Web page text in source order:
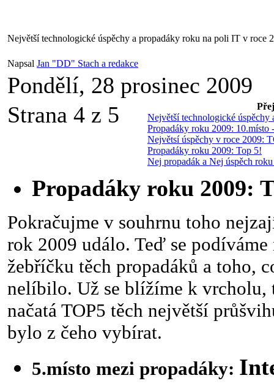
Největší technologické úspěchy a propadáky roku na poli IT v roce
Napsal Jan "DD" Stach a redakce
Pondělí, 28 prosinec 2009
Největší technologické
Propadáky roku 2009: 10.místo
Největsí úspěchy v roce 2009:
Propadáky roku 2009: Top 5!
Nej propadák a Nej úspěch
Strana 4 z 5
Propadáky roku 2009:
Pokračujme v souhrnu toho
rok 2009 událo. Teď se
žebříčku těch propadáků a toho,
nelíbilo. Už se blížíme k vrcholu,
načatá TOP5 těch největší
bylo z čeho vybírat.
5.místo mezi propadáky: